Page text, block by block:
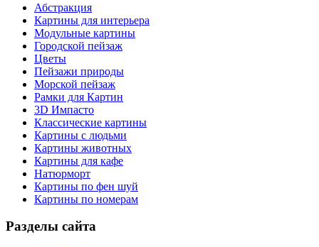
Абстракция
Картины для интерьера
Модульные картины
Городской пейзаж
Цветы
Пейзажи природы
Морской пейзаж
Рамки для Картин
3D Импасто
Классические картины
Картины с людьми
Картины животных
Картины для кафе
Натюрморт
Картины по фен шуй
Картины по номерам
Разделы сайта